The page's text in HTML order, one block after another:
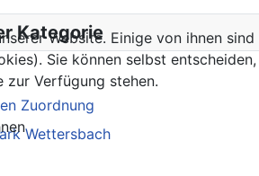
Kategorie
Zuordnung
Wettersbach
Website. Einige von ihnen
Sie können selbst
zur Verfügung stehen.